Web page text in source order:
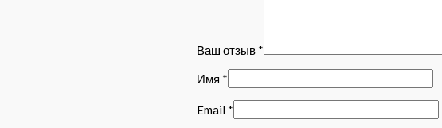
Ваш отзыв *
Имя *
Email *